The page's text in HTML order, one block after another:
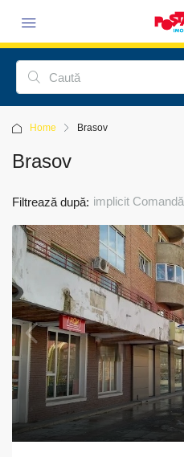
Home Brasov
Brasov
Filtrează după: implicit Comandă